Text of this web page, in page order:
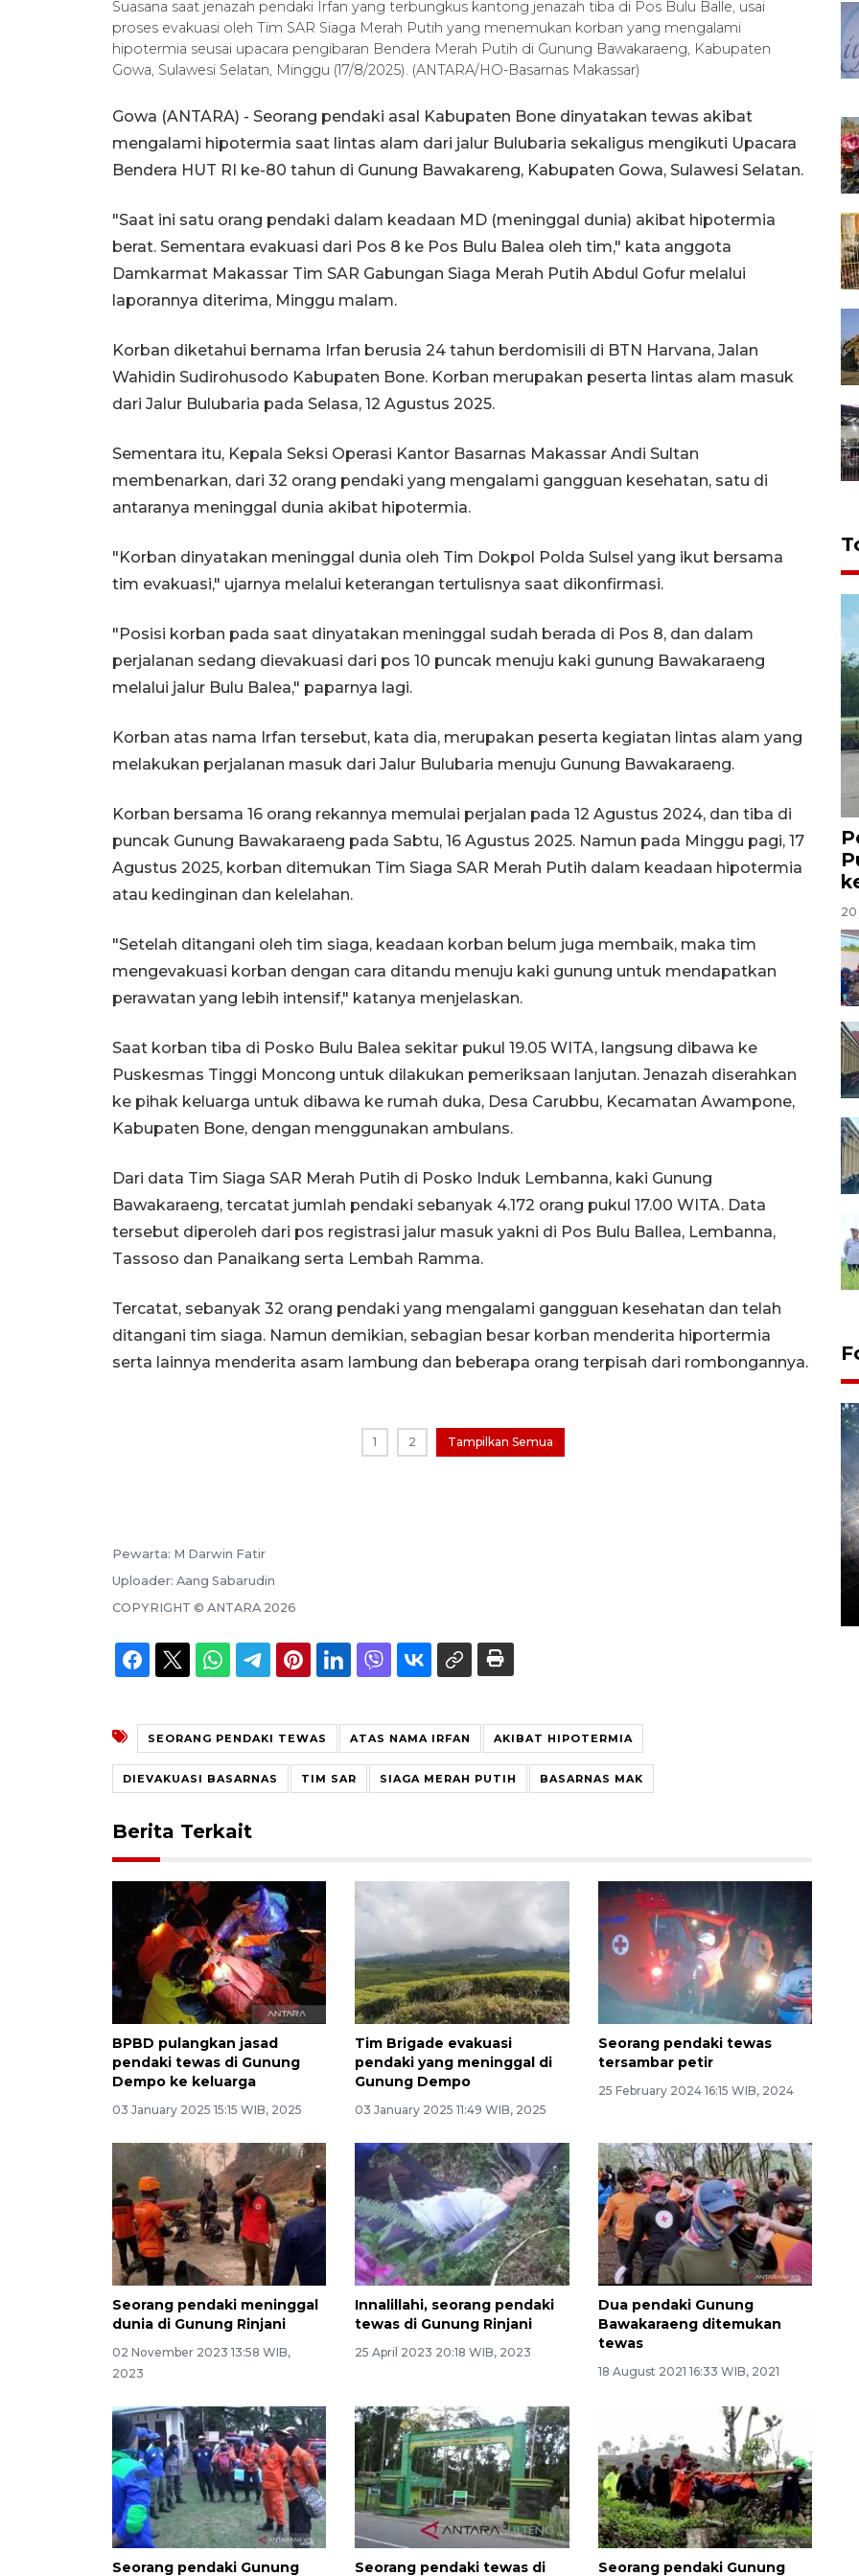
Suasana saat jenazah pendaki Irfan yang terbungkus kantong jenazah tiba di Pos Bulu Balle, usai
proses evakuasi oleh Tim SAR Siaga Merah Putih yang menemukan korban yang mengalami
hipotermia seusai upacara pengibaran Bendera Merah Putih di Gunung Bawakaraeng, Kabupaten
Gowa, Sulawesi Selatan, Minggu (17/8/2025). (ANTARA/HO-Basarnas Makassar)
Gowa (ANTARA) - Seorang pendaki asal Kabupaten Bone dinyatakan tewas akibat
mengalami hipotermia saat lintas alam dari jalur Bulubaria sekaligus mengikuti Upacara
Bendera HUT RI ke-80 tahun di Gunung Bawakareng, Kabupaten Gowa, Sulawesi Selatan.
"Saat ini satu orang pendaki dalam keadaan MD (meninggal dunia) akibat hipotermia
berat. Sementara evakuasi dari Pos 8 ke Pos Bulu Balea oleh tim," kata anggota
Damkarmat Makassar Tim SAR Gabungan Siaga Merah Putih Abdul Gofur melalui
laporannya diterima, Minggu malam.
Korban diketahui bernama Irfan berusia 24 tahun berdomisili di BTN Harvana, Jalan
Wahidin Sudirohusodo Kabupaten Bone. Korban merupakan peserta lintas alam masuk
dari Jalur Bulubaria pada Selasa, 12 Agustus 2025.
Sementara itu, Kepala Seksi Operasi Kantor Basarnas Makassar Andi Sultan
membenarkan, dari 32 orang pendaki yang mengalami gangguan kesehatan, satu di
antaranya meninggal dunia akibat hipotermia.
"Korban dinyatakan meninggal dunia oleh Tim Dokpol Polda Sulsel yang ikut bersama
tim evakuasi," ujarnya melalui keterangan tertulisnya saat dikonfirmasi.
"Posisi korban pada saat dinyatakan meninggal sudah berada di Pos 8, dan dalam
perjalanan sedang dievakuasi dari pos 10 puncak menuju kaki gunung Bawakaraeng
melalui jalur Bulu Balea," paparnya lagi.
Korban atas nama Irfan tersebut, kata dia, merupakan peserta kegiatan lintas alam yang
melakukan perjalanan masuk dari Jalur Bulubaria menuju Gunung Bawakaraeng.
Korban bersama 16 orang rekannya memulai perjalan pada 12 Agustus 2024, dan tiba di
puncak Gunung Bawakaraeng pada Sabtu, 16 Agustus 2025. Namun pada Minggu pagi, 17
Agustus 2025, korban ditemukan Tim Siaga SAR Merah Putih dalam keadaan hipotermia
atau kedinginan dan kelelahan.
"Setelah ditangani oleh tim siaga, keadaan korban belum juga membaik, maka tim
mengevakuasi korban dengan cara ditandu menuju kaki gunung untuk mendapatkan
perawatan yang lebih intensif," katanya menjelaskan.
Saat korban tiba di Posko Bulu Balea sekitar pukul 19.05 WITA, langsung dibawa ke
Puskesmas Tinggi Moncong untuk dilakukan pemeriksaan lanjutan. Jenazah diserahkan
ke pihak keluarga untuk dibawa ke rumah duka, Desa Carubbu, Kecamatan Awampone,
Kabupaten Bone, dengan menggunakan ambulans.
Dari data Tim Siaga SAR Merah Putih di Posko Induk Lembanna, kaki Gunung
Bawakaraeng, tercatat jumlah pendaki sebanyak 4.172 orang pukul 17.00 WITA. Data
tersebut diperoleh dari pos registrasi jalur masuk yakni di Pos Bulu Ballea, Lembanna,
Tassoso dan Panaikang serta Lembah Ramma.
Tercatat, sebanyak 32 orang pendaki yang mengalami gangguan kesehatan dan telah
ditangani tim siaga. Namun demikian, sebagian besar korban menderita hiportermia
serta lainnya menderita asam lambung dan beberapa orang terpisah dari rombongannya.
1 2 Tampilkan Semua
Pewarta: M Darwin Fatir
Uploader: Aang Sabarudin
COPYRIGHT © ANTARA 2026
SEORANG PENDAKI TEWAS ATAS NAMA IRFAN AKIBAT HIPOTERMIA
DIEVAKUASI BASARNAS TIM SAR SIAGA MERAH PUTIH BASARNAS MAK
Berita Terkait
BPBD pulangkan jasad
pendaki tewas di Gunung
Dempo ke keluarga
03 January 2025 15:15 WIB, 2025
Tim Brigade evakuasi
pendaki yang meninggal di
Gunung Dempo
03 January 2025 11:49 WIB, 2025
Seorang pendaki tewas
tersambar petir
25 February 2024 16:15 WIB, 2024
Seorang pendaki meninggal
dunia di Gunung Rinjani
02 November 2023 13:58 WIB,
2023
Innalillahi, seorang pendaki
tewas di Gunung Rinjani
25 April 2023 20:18 WIB, 2023
Dua pendaki Gunung
Bawakaraeng ditemukan
tewas
18 August 2021 16:33 WIB, 2021
Seorang pendaki Gunung Seorang pendaki tewas di Seorang pendaki Gunung
20